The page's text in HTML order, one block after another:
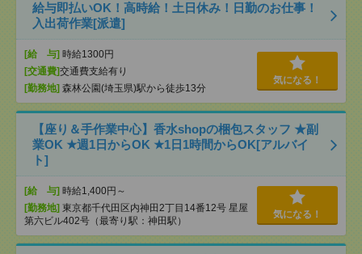
給与即払いOK！高時給！土日休み！日勤のお仕事！
入出荷作業[派遣]
[給 与] 時給1300円
[交通費]交通費支給有り
[勤務地] 森林公園(埼玉県)駅から徒歩13分
気になる！
【座り＆手作業中心】香水shopの梱包スタッフ ★副
業OK ★週1日からOK ★1日1時間からOK[アルバイ
ト]
[給 与] 時給1,400円～
[勤務地] 東京都千代田区内神田2丁目14番12号 星屋
第六ビル402号（最寄り駅：神田駅）
気になる！